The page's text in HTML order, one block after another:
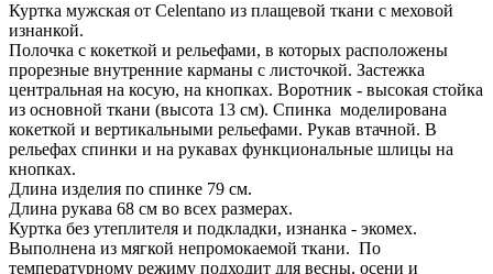
Куртка мужская от Celentano из плащевой ткани с меховой
изнанкой.
Полочка с кокеткой и рельефами, в которых расположены
прорезные внутренние карманы с листочкой. Застежка
центральная на косую, на кнопках. Воротник - высокая стойка
из основной ткани (высота 13 см). Спинка моделирована
кокеткой и вертикальными рельефами. Рукав втачной. В
рельефах спинки и на рукавах функциональные шлицы на
кнопках.
Длина изделия по спинке 79 см.
Длина рукава 68 см во всех размерах.
Куртка без утеплителя и подкладки, изнанка - экомех.
Выполнена из мягкой непромокаемой ткани. По
температурному режиму подходит для весны, осени и